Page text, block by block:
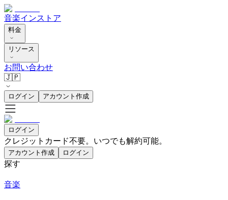
音楽インストア
料金
リソース
お問い合わせ
🇯🇵
ログイン アカウント作成
ログイン
クレジットカード不要。いつでも解約可能。
アカウント作成 ログイン
探す
音楽